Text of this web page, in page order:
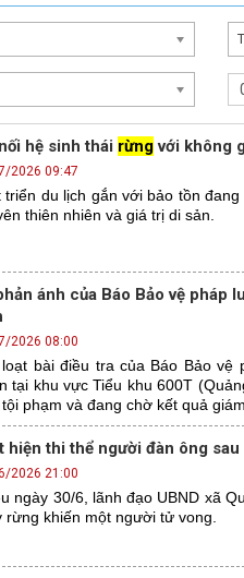
hệ sinh thái rừngvới không
2026 09:47
triển du lịch gắn với bảo tồn
thiên nhiên và giá trị di sản.
ánh của Báo Bảo vệ pháp
2026 08:00
loạt bài điều tra của Báo Bảo
tại khu vực Tiểu khu 600T
phạm và đang chờ kết quả
hiện thi thể người đàn ông
2026 21:00
ngày 30/6, lãnh đạo UBND xã
rừng khiến một người tử vong.